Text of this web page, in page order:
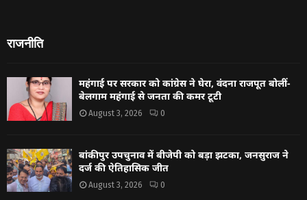
राजनीति
महंगाई पर सरकार को कांग्रेस ने घेरा, वंदना राजपूत बोलीं-
बेलगाम महंगाई से जनता की कमर टूटी
August 3, 2026 0
बांकीपुर उपचुनाव में बीजेपी को बड़ा झटका, जनसुराज ने
दर्ज की ऐतिहासिक जीत
August 3, 2026 0